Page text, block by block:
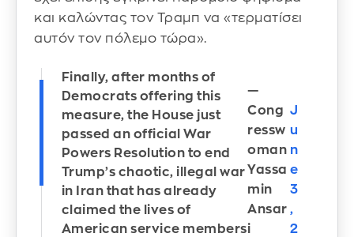
και καλώντας τον Τραμπ να «τερματίσει
αυτόν τον πόλεμο τώρα».
Finally, after months of
Democrats offering this
measure, the House just
passed an official War
Powers Resolution to end
Trump’s chaotic, illegal war
in Iran that has already
claimed the lives of
American service members
—
Cong
ressw
oman
Yassa
min
Ansar
i
J
u
n
e
3
,
2